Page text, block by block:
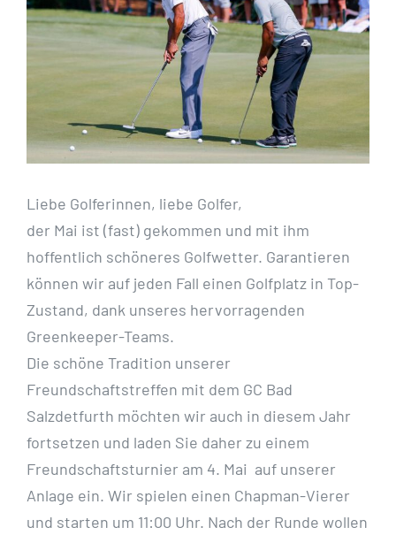
Liebe Golferinnen, liebe Golfer,
der Mai ist (fast) gekommen und mit ihm
hoffentlich schöneres Golfwetter. Garantieren
können wir auf jeden Fall einen Golfplatz in Top-
Zustand, dank unseres hervorragenden
Greenkeeper-Teams.
Die schöne Tradition unserer
Freundschaftstreffen mit dem GC Bad
Salzdetfurth möchten wir auch in diesem Jahr
fortsetzen und laden Sie daher zu einem
Freundschaftsturnier am 4. Mai auf unserer
Anlage ein. Wir spielen einen Chapman-Vierer
und starten um 11:00 Uhr. Nach der Runde wollen